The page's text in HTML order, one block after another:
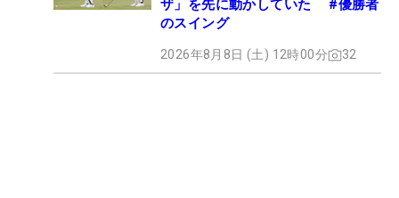
ザ」を先に動かしていた #優勝者
のスイング
2026年8月8日 (土) 12時00分 32